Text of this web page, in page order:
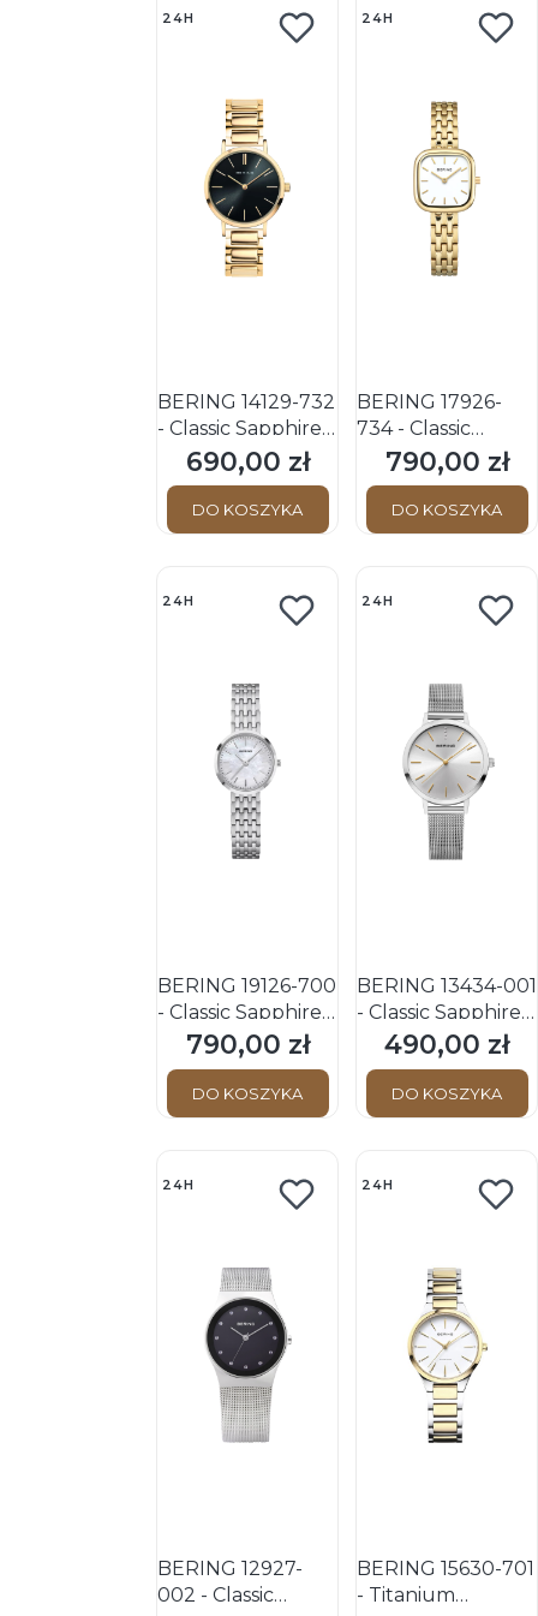
24H
BERING 14129-732
- Classic Sapphire -
Damski - Zegarek
kwarcowy
Cena
690,00 zł
DO KOSZYKA
24H
BERING 17926-
734 - Classic
Sapphire - Damski
- Zegarek
kwarcowy
Cena
790,00 zł
DO KOSZYKA
24H
BERING 19126-700
- Classic Sapphire -
Damski - Zegarek
kwarcowy
Cena
790,00 zł
DO KOSZYKA
24H
BERING 13434-001
- Classic Sapphire -
Damski - Zegarek
kwarcowy
Cena
490,00 zł
DO KOSZYKA
24H
BERING 12927-
002 - Classic
24H
BERING 15630-701
- Titanium